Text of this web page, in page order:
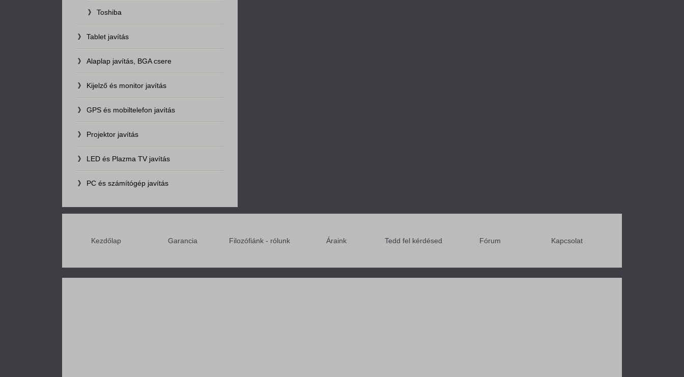
Toshiba
Tablet javítás
Alaplap javítás, BGA csere
Kijelző és monitor javítás
GPS és mobiltelefon javítás
Projektor javítás
LED és Plazma TV javítás
PC és számítógép javítás
Kezdőlap Garancia Filozófiánk - rólunk Áraink Tedd fel kérdésed Fórum Kapcsolat